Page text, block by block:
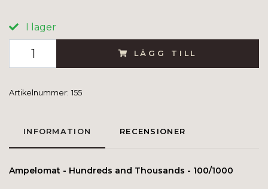
I lager
LÄGG TILL
Artikelnummer: 155
INFORMATION RECENSIONER
Ampelomat - Hundreds and Thousands - 100/1000